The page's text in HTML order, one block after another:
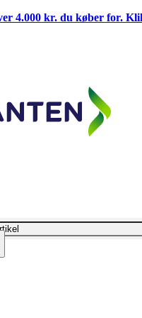
4.000 kr. du køber for.